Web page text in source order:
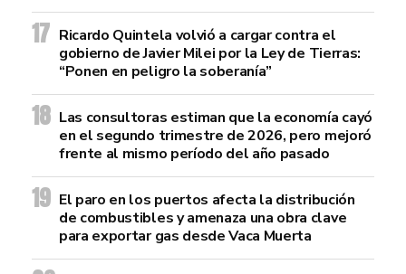
Ricardo Quintela volvió a cargar contra el
gobierno de Javier Milei por la Ley de Tierras:
“Ponen en peligro la soberanía”
Las consultoras estiman que la economía cayó
en el segundo trimestre de 2026, pero mejoró
frente al mismo período del año pasado
El paro en los puertos afecta la distribución
de combustibles y amenaza una obra clave
para exportar gas desde Vaca Muerta